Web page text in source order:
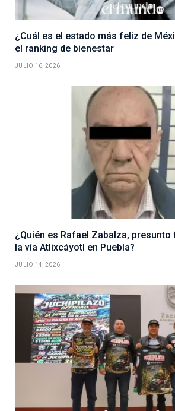
¿Cuál es el estado más feliz de
el ranking de bienestar
JULIO 16, 2026
¿Quién es Rafael Zabalza,
la vía Atlixcáyotl en Puebla?
JULIO 14, 2026